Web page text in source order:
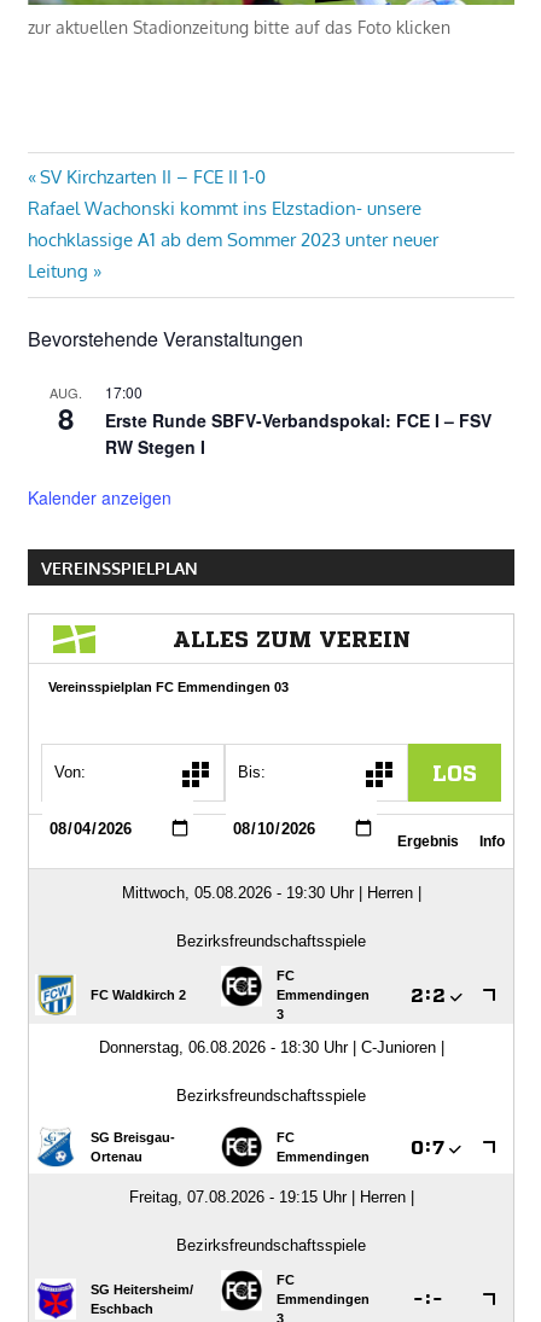
zur aktuellen Stadionzeitung bitte auf das Foto klicken
Beitragsnavigation
Vorheriger
Beitrag:
SV Kirchzarten II – FCE II 1-0
Nächster
Beitrag:
Rafael Wachonski kommt ins Elzstadion- unsere
hochklassige A1 ab dem Sommer 2023 unter neuer
Leitung
Bevorstehende Veranstaltungen
AUG.
8
17:00
Erste Runde SBFV-Verbandspokal: FCE I – FSV
RW Stegen I
Kalender anzeigen
VEREINSSPIELPLAN